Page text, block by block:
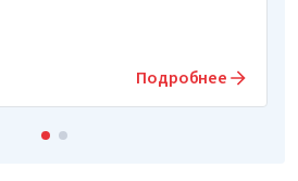
Подробнее